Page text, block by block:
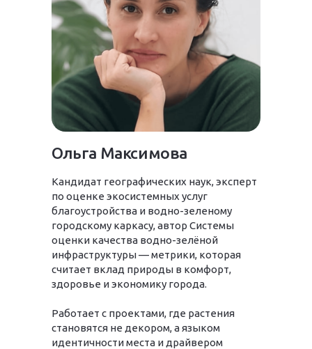
Кандидат географических наук, эксперт
по оценке экосистемных услуг
благоустройства и водно-зеленому
городскому каркасу, автор Системы
оценки качества водно-зелёной
инфраструктуры — метрики, которая
считает вклад природы в комфорт,
здоровье и экономику города.
Работает с проектами, где растения
становятся не декором, а языком
идентичности места и драйвером
Ольга Максимова